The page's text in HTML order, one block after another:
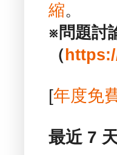
縮。
※問題討
（
[年度免
最近 7